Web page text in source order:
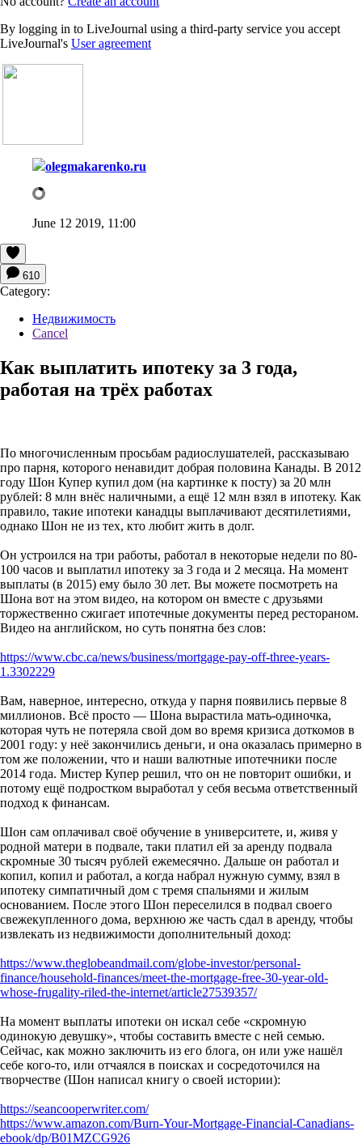
By logging in to LiveJournal using a third-party service you accept
LiveJournal's User agreement
olegmakarenko.ru
June 12 2019, 11:00
610
Category:
Недвижимость
Cancel
Как выплатить ипотеку за 3 года,
работая на трёх работах
По многочисленным просьбам радиослушателей, рассказываю
про парня, которого ненавидит добрая половина Канады. В 2012
году Шон Купер купил дом (на картинке к посту) за 20 млн
рублей: 8 млн внёс наличными, а ещё 12 млн взял в ипотеку. Как
правило, такие ипотеки канадцы выплачивают десятилетиями,
однако Шон не из тех, кто любит жить в долг.
Он устроился на три работы, работал в некоторые недели по 80-
100 часов и выплатил ипотеку за 3 года и 2 месяца. На момент
выплаты (в 2015) ему было 30 лет. Вы можете посмотреть на
Шона вот на этом видео, на котором он вместе с друзьями
торжественно сжигает ипотечные документы перед рестораном.
Видео на английском, но суть понятна без слов:
https://www.cbc.ca/news/business/mortgage-pay-off-three-years-
1.3302229
Вам, наверное, интересно, откуда у парня появились первые 8
миллионов. Всё просто — Шона вырастила мать-одиночка,
которая чуть не потеряла свой дом во время кризиса доткомов в
2001 году: у неё закончились деньги, и она оказалась примерно в
том же положении, что и наши валютные ипотечники после
2014 года. Мистер Купер решил, что он не повторит ошибки, и
потому ещё подростком выработал у себя весьма ответственный
подход к финансам.
Шон сам оплачивал своё обучение в университете, и, живя у
родной матери в подвале, таки платил ей за аренду подвала
скромные 30 тысяч рублей ежемесячно. Дальше он работал и
копил, копил и работал, а когда набрал нужную сумму, взял в
ипотеку симпатичный дом с тремя спальнями и жилым
основанием. После этого Шон переселился в подвал своего
свежекупленного дома, верхнюю же часть сдал в аренду, чтобы
извлекать из недвижимости дополнительный доход:
https://www.theglobeandmail.com/globe-investor/personal-
finance/household-finances/meet-the-mortgage-free-30-year-old-
whose-frugality-riled-the-internet/article27539357/
На момент выплаты ипотеки он искал себе «скромную
одинокую девушку», чтобы составить вместе с ней семью.
Сейчас, как можно заключить из его блога, он или уже нашёл
себе кого-то, или отчаялся в поисках и сосредоточился на
творчестве (Шон написал книгу о своей истории):
https://seancooperwriter.com/
https://www.amazon.com/Burn-Your-Mortgage-Financial-Canadians-
ebook/dp/B01MZCG926